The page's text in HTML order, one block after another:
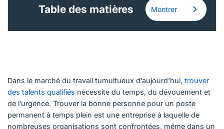
Table des matières Montrer
Dans le marché du travail tumultueux d’aujourd’hui, trouver
des talents qualifiés nécessite du temps, du dévouement et
de l’urgence. Trouver la bonne personne pour un poste
permanent à temps plein est une entreprise à laquelle de
nombreuses organisations sont confrontées, même dans un